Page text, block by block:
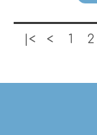
|< < 1 2